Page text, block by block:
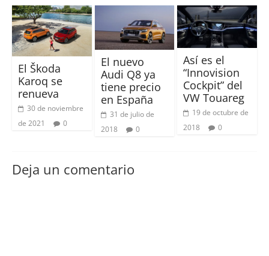
El Škoda
Karoq se
renueva
30 de noviembre
de 2021
0
El nuevo
Audi Q8 ya
tiene precio
en España
31 de julio de
2018
0
Así es el
“Innovision
Cockpit” del
VW Touareg
19 de octubre de
2018
0
Deja un comentario